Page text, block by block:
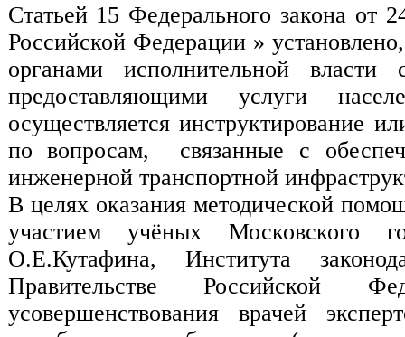
Статьей 15 Федерального закона
Российской Федерации »
органами исполнительной власти
предоставляющими услуги
осуществляется инструктирование
по вопросам, связанные с
инженерной транспортной
В целях оказания методической
участием учёных Московского
О.Е.Кутафина, Института
Правительстве Российской
усовершенствования врачей